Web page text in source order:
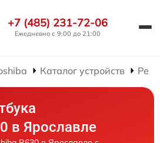
+7 (485) 231-72-06
Ежедневно с 9:00 до 21:00
Каталог устройств
в Ярославле